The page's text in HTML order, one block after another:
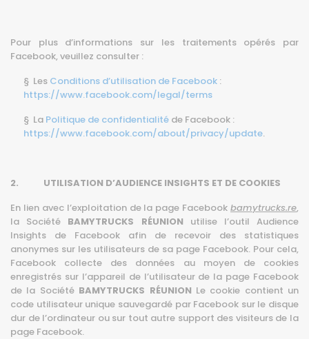
Pour plus d’informations sur les traitements opérés par
Facebook, veuillez consulter :
§ Les Conditions d’utilisation de Facebook:
https://www.facebook.com/legal/terms
§ La Politique de confidentialitéde Facebook :
https://www.facebook.com/about/privacy/update.
2. UTILISATION D’AUDIENCE INSIGHTS ET DE COOKIES
En lien avec l’exploitation de la page Facebook bamytrucks.re,
la Société BAMYTRUCKS RÉUNION utilise l’outil Audience
Insights de Facebook afin de recevoir des statistiques
anonymes sur les utilisateurs de sa page Facebook. Pour cela,
Facebook collecte des données au moyen de cookies
enregistrés sur l’appareil de l’utilisateur de la page Facebook
de la Société BAMYTRUCKS RÉUNION Le cookie contient un
code utilisateur unique sauvegardé par Facebook sur le disque
dur de l’ordinateur ou sur tout autre support des visiteurs de la
page Facebook.